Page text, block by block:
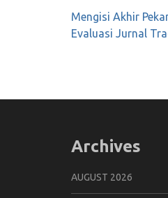
Post
navigation
Mengisi Akhir
Evaluasi Jurnal
Archives
AUGUST 2026